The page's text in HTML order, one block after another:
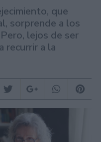
que
sorprende a los
lejos de ser
recurrir a la